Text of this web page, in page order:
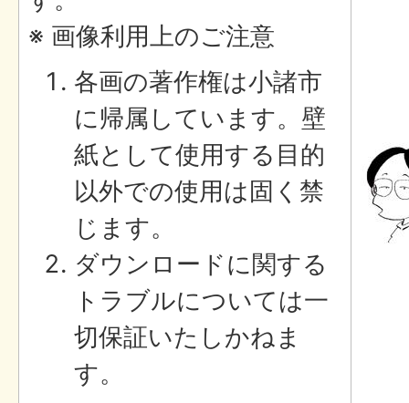
※ 画像利用上のご注意
各画の著作権は小諸市
に帰属しています。壁
紙として使用する目的
以外での使用は固く禁
じます。
ダウンロードに関する
トラブルについては一
切保証いたしかねま
す。